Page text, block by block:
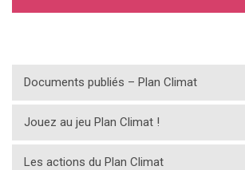
Documents publiés – Plan Climat
Jouez au jeu Plan Climat !
Les actions du Plan Climat